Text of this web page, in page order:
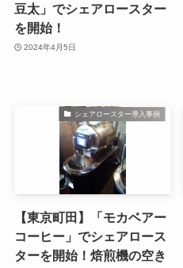
豆太」でシェアロースター
を開始！
2024年4月5日
シェアロースター導入事例
【東京町田】「モカベアー
コーヒー」でシェアロース
ターを開始！焙煎機の空き